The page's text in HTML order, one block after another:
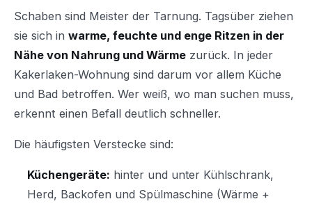
Schaben sind Meister der Tarnung. Tagsüber ziehen
sie sich in warme, feuchte und enge Ritzen in der
Nähe von Nahrung und Wärme zurück. In jeder
Kakerlaken-Wohnung sind darum vor allem Küche
und Bad betroffen. Wer weiß, wo man suchen muss,
erkennt einen Befall deutlich schneller.
Die häufigsten Verstecke sind:
Küchengeräte: hinter und unter Kühlschrank,
Herd, Backofen und Spülmaschine (Wärme +